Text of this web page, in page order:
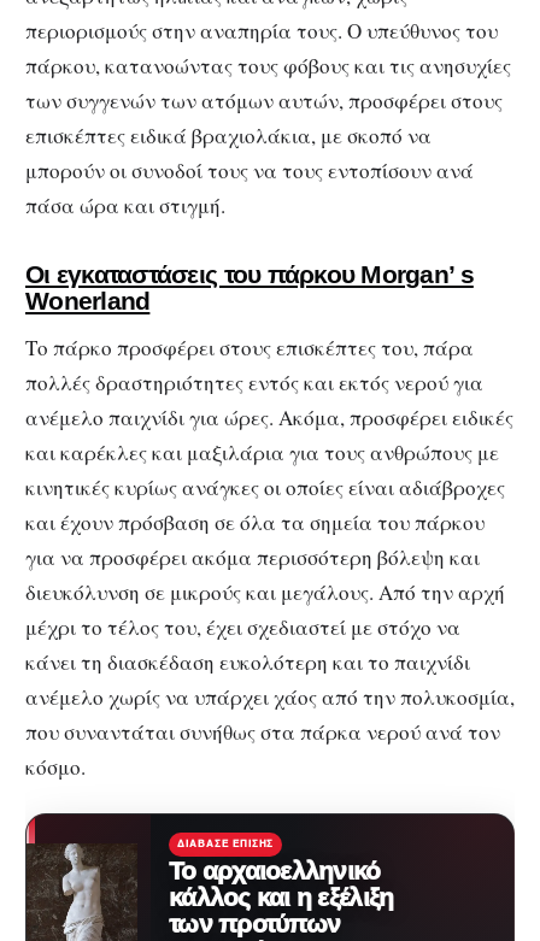
περιορισμούς στην αναπηρία τους. Ο υπεύθυνος του
πάρκου, κατανοώντας τους φόβους και τις ανησυχίες
των συγγενών των ατόμων αυτών, προσφέρει στους
επισκέπτες ειδικά βραχιολάκια, με σκοπό να
μπορούν οι συνοδοί τους να τους εντοπίσουν ανά
πάσα ώρα και στιγμή.
Οι εγκαταστάσεις του πάρκου Morgan’ s
Wonerland
Το πάρκο προσφέρει στους επισκέπτες του, πάρα
πολλές δραστηριότητες εντός και εκτός νερού για
ανέμελο παιχνίδι για ώρες. Ακόμα, προσφέρει ειδικές
και καρέκλες και μαξιλάρια για τους ανθρώπους με
κινητικές κυρίως ανάγκες οι οποίες είναι αδιάβροχες
και έχουν πρόσβαση σε όλα τα σημεία του πάρκου
για να προσφέρει ακόμα περισσότερη βόλεψη και
διευκόλυνση σε μικρούς και μεγάλους. Από την αρχή
μέχρι το τέλος του, έχει σχεδιαστεί με στόχο να
κάνει τη διασκέδαση ευκολότερη και το παιχνίδι
ανέμελο χωρίς να υπάρχει χάος από την πολυκοσμία,
που συναντάται συνήθως στα πάρκα νερού ανά τον
κόσμο.
ΔΙΆΒΑΣΕ ΕΠΊΣΗΣ
Το αρχαιοελληνικό
κάλλος και η εξέλιξη
των προτύπων